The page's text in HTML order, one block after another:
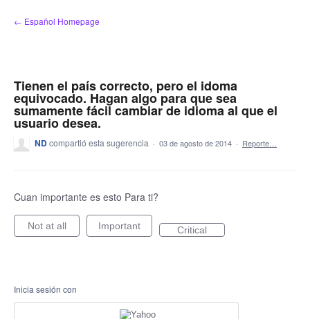
saltar
al
← Español Homepage
Tienen el país correcto, pero el idoma
equivocado. Hagan algo para que sea
sumamente fácil cambiar de idioma al que el
usuario desea.
NDcompartió esta sugerencia · 03 de agosto de 2014 · Reporte…
Cuan importante es esto Para ti?
Not at all Important Critical
Inicia sesión con